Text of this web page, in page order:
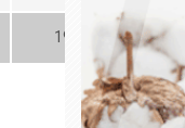
190